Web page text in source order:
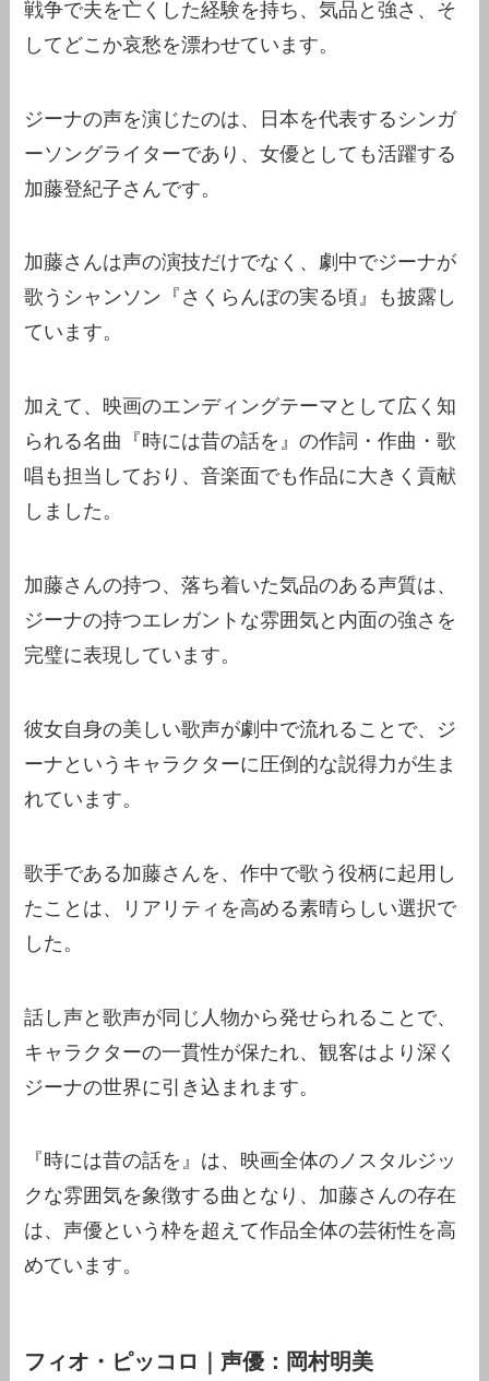
戦争で夫を亡くした経験を持ち、気品と強さ、そ
してどこか哀愁を漂わせています。
ジーナの声を演じたのは、日本を代表するシンガ
ーソングライターであり、女優としても活躍する
加藤登紀子さんです。
加藤さんは声の演技だけでなく、劇中でジーナが
歌うシャンソン『さくらんぼの実る頃』も披露し
ています。
加えて、映画のエンディングテーマとして広く知
られる名曲『時には昔の話を』の作詞・作曲・歌
唱も担当しており、音楽面でも作品に大きく貢献
しました。
加藤さんの持つ、落ち着いた気品のある声質は、
ジーナの持つエレガントな雰囲気と内面の強さを
完璧に表現しています。
彼女自身の美しい歌声が劇中で流れることで、ジ
ーナというキャラクターに圧倒的な説得力が生ま
れています。
歌手である加藤さんを、作中で歌う役柄に起用し
たことは、リアリティを高める素晴らしい選択で
した。
話し声と歌声が同じ人物から発せられることで、
キャラクターの一貫性が保たれ、観客はより深く
ジーナの世界に引き込まれます。
『時には昔の話を』は、映画全体のノスタルジッ
クな雰囲気を象徴する曲となり、加藤さんの存在
は、声優という枠を超えて作品全体の芸術性を高
めています。
フィオ・ピッコロ｜声優：岡村明美